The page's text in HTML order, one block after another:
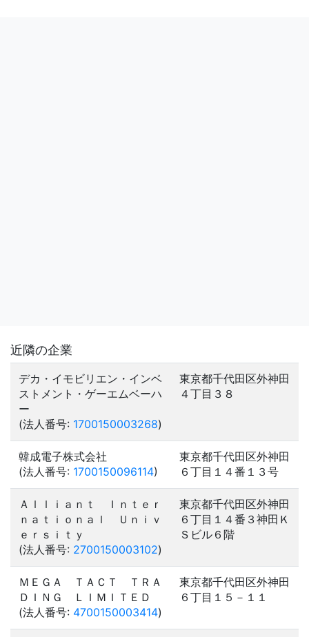
近隣の企業
デカ・イモビリエン・インベ
ストメント・ゲーエムベーハ
ー
(法人番号: 1700150003268)
東京都千代田区外神田
４丁目３８
韓成電子株式会社
(法人番号: 1700150096114)
東京都千代田区外神田
６丁目１４番１３号
Ａｌｌｉａｎｔ Ｉｎｔｅｒ
ｎａｔｉｏｎａｌ Ｕｎｉｖ
ｅｒｓｉｔｙ
(法人番号: 2700150003102)
東京都千代田区外神田
６丁目１４番３神田Ｋ
Ｓビル６階
ＭＥＧＡ ＴＡＣＴ ＴＲＡ
ＤＩＮＧ ＬＩＭＩＴＥＤ
(法人番号: 4700150003414)
東京都千代田区外神田
６丁目１５－１１